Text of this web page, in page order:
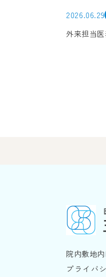
2026.06.29
外来担当医
院内敷地内
プライバ